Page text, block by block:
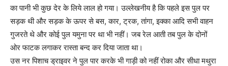
का पानी भी कुछ देर के लिये लाल हो गया। उल्लेखनीय है कि पहले इस पुल पर
सड़क थी और सड़क के ऊपर से बस, कार, ट्रक, तांगा, इक्का आदि सभी वाहन
गुजरते थे और कोई पुल यमुना पर था भी नहीं। जब रेल आती तब पुल के दोनों
ओर फाटक लगाकर रास्ता बन्द कर दिया जाता था।
उस नर पिशाच ड्राइवर ने पुल पार करके भी गाड़ी को नहीं रोका और सीधा मथुरा